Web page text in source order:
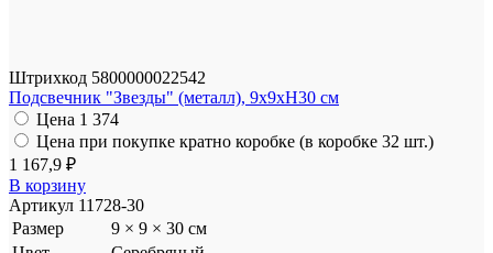
Штрихкод 5800000022542
Подсвечник "Звезды" (металл), 9x9xH30 см
Цена 1 374
Цена при покупке кратно коробке (в коробке 32 шт.)
1 167,9 ₽
В корзину
Артикул 11728-30
Размер
9 × 9 × 30 см